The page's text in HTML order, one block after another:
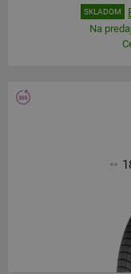
SKLADOM
Na